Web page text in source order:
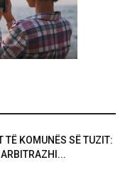
TË KOMUNËS SË TUZIT:
ARBITRAZHI...